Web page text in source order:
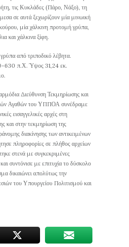
τις Κυκλάδες (Πάρο, Νάξο), τη
σε αυτά ξεχωρίζουν μία μινωική
μία χάλκινη προτομή γρύπα,
και χάλκινα ξίφη.
από τριποδικό λέβητα.
630 π.Χ. Ύψος 31,24 εκ.
Διεύθυνση Τεκμηρίωσης και
Αγαθών του ΥΠΠΟΑ συνέδραμε
εισαγγελικές αρχές στη
και στην τεκμηρίωση της
διακίνησης των αντικειμένων
πληροφορίες σε πλήθος αρχείων
στενά με συγκεκριμένες
συντόνισε με επιτυχία το δύσκολο
δικαιώνει απολύτως την
του Υπουργείου Πολιτισμού και